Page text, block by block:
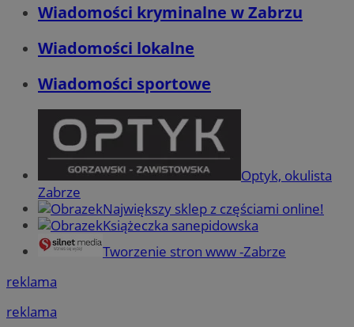
Wiadomości kryminalne w Zabrzu
Wiadomości lokalne
Wiadomości sportowe
Optyk, okulista
Zabrze
Największy sklep z częściami online!
Książeczka sanepidowska
Tworzenie stron www -Zabrze
reklama
reklama